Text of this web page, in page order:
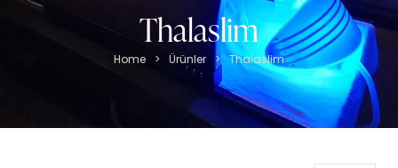
Thalaslim
Home > Ürünler > Thalaslim